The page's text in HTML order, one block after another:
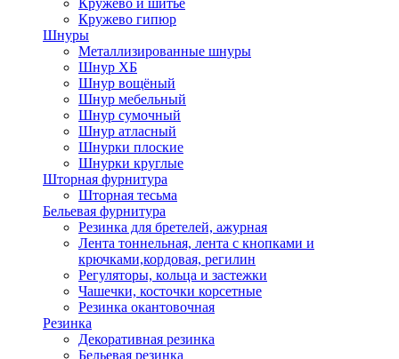
Кружево и шитьё
Кружево гипюр
Шнуры
Металлизированные шнуры
Шнур ХБ
Шнур вощёный
Шнур мебельный
Шнур сумочный
Шнур атласный
Шнурки плоские
Шнурки круглые
Шторная фурнитура
Шторная тесьма
Бельевая фурнитура
Резинка для бретелей, ажурная
Лента тоннельная, лента с кнопками и
крючками,кордовая, регилин
Регуляторы, кольца и застежки
Чашечки, косточки корсетные
Резинка окантовочная
Резинка
Декоративная резинка
Бельевая резинка